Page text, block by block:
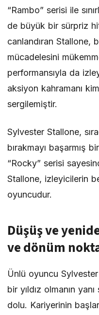
“Rambo” serisi ile
de büyük bir sürpriz
canlandıran Stallone,
mücadelesini
performansıyla da
aksiyon kahramanı
sergilemiştir.
Sylvester Stallone,
bırakmayı başarmış
“Rocky” serisi
Stallone, izleyicilerin
oyuncudur.
Düşüş ve
ve dönüm
Ünlü oyuncu
bir yıldız olmanın
dolu. Kariyerinin